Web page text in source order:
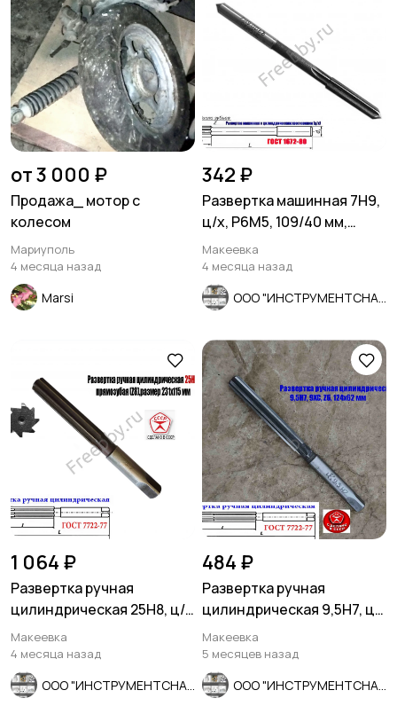
от 3 000 ₽
Продажа_ мотор с
колесом
Мариуполь
4 месяца назад
Marsi
342 ₽
Развертка машинная 7Н9,
ц/х, Р6М5, 109/40 мм,
2363-0068, СССР
Макеевка
4 месяца назад
1 064 ₽
Развертка ручная
цилиндрическая 25Н8, ц/
х, 9ХС, 231/115 мм, Z8,
СССР.
Макеевка
4 месяца назад
484 ₽
Развертка ручная
цилиндрическая 9,5Н7, ц/
х, 9ХС, Z6, 124/62 мм,
СССР.
Макеевка
5 месяцев назад